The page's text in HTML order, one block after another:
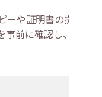
や証明書の提出が
前に確認し、余裕